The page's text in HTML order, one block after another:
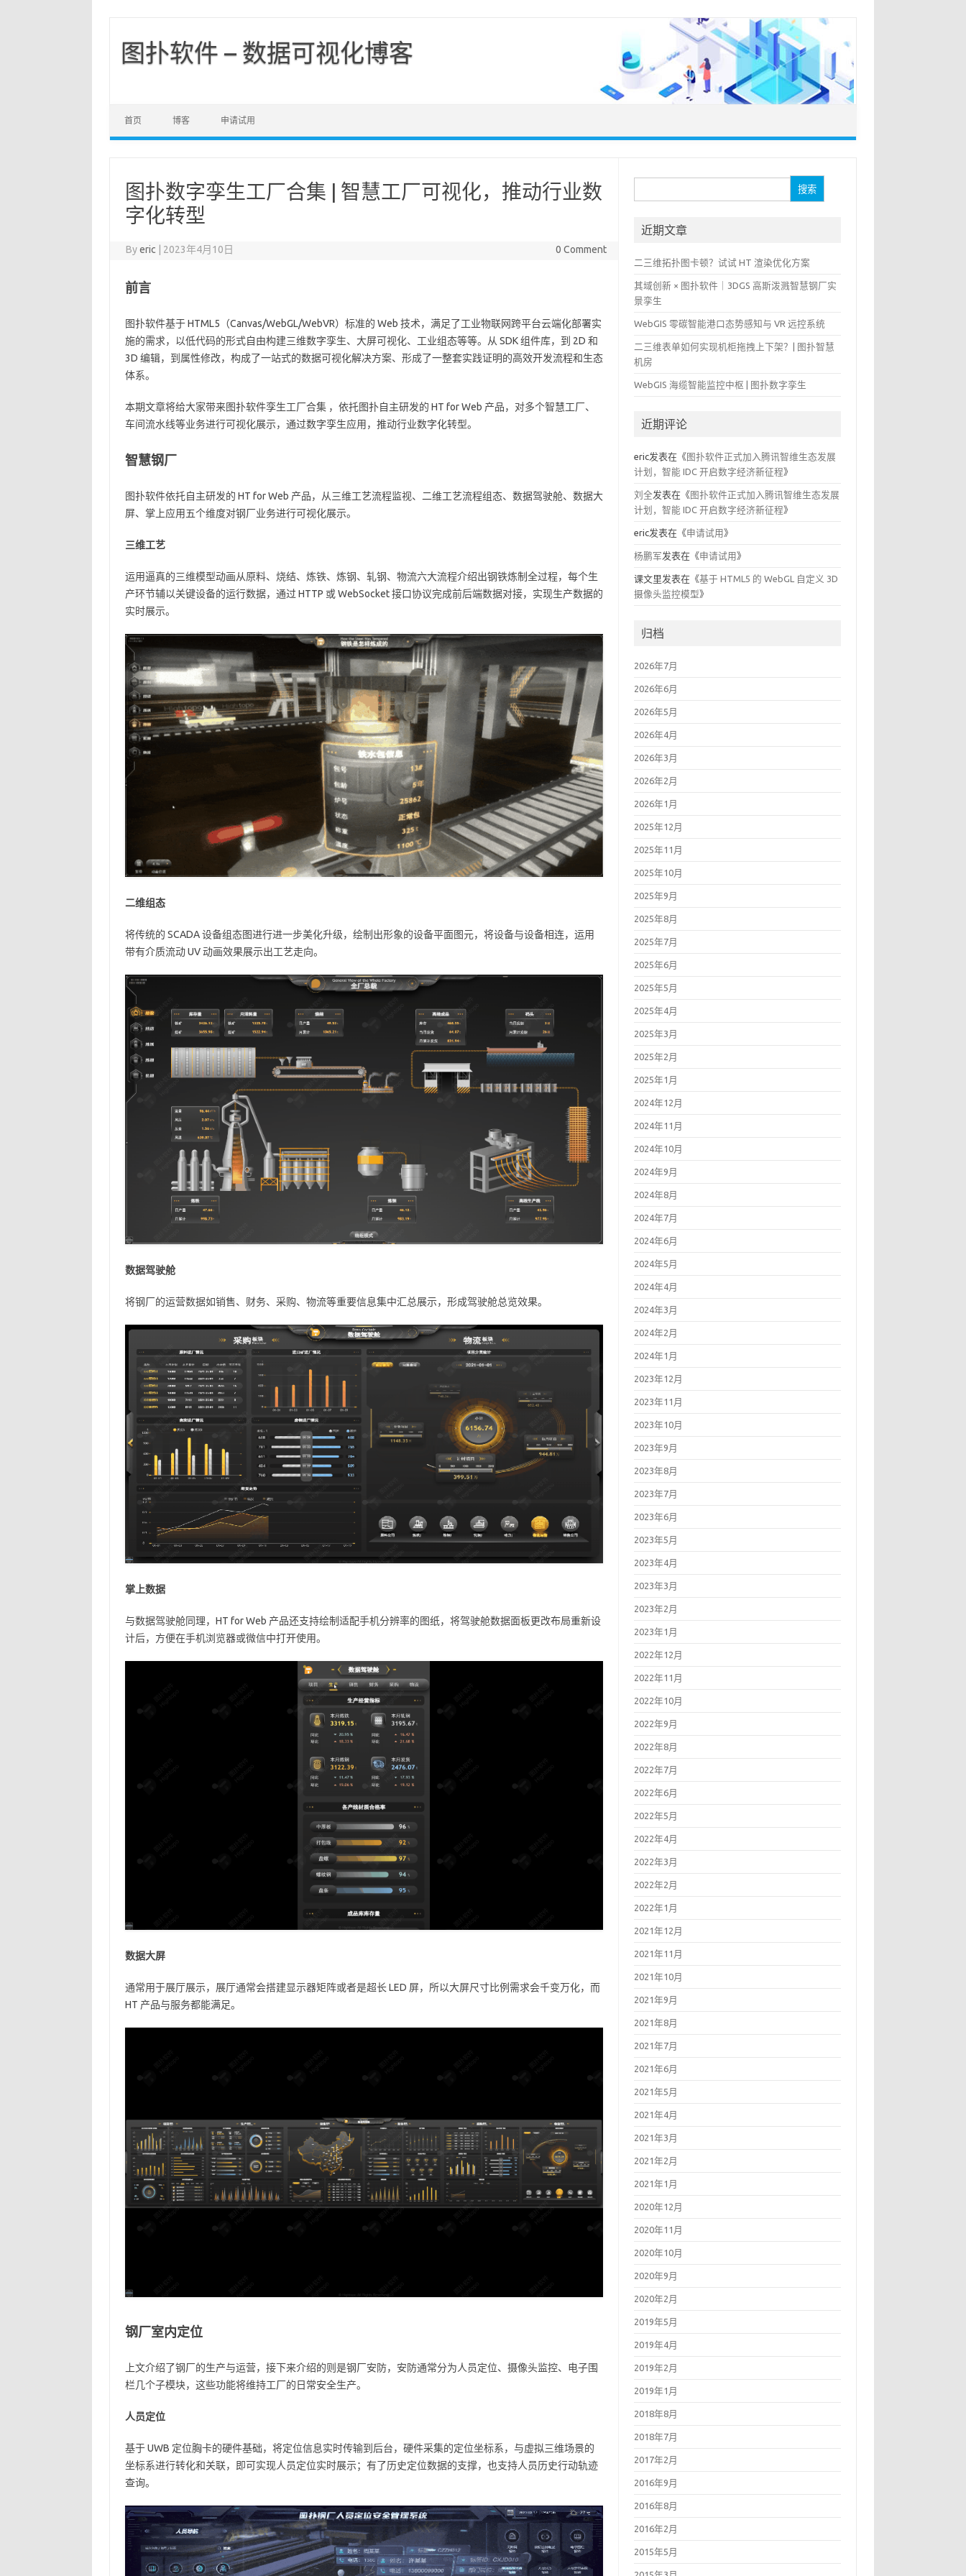
图扑软件 – 数据可视化博客
首页 博客 申请试用
图扑数字孪生工厂合集 | 智慧工厂可视化，推动行业数
字化转型
Byeric 2023年4月10日 0 Comment
前言
图扑软件基于 HTML5（Canvas/WebGL/WebVR）标准的 Web 技术，满足了工业物联网跨平台云端化部署实
施的需求，以低代码的形式自由构建三维数字孪生、大屏可视化、工业组态等等。从 SDK 组件库，到 2D 和
3D 编辑，到属性修改，构成了一站式的数据可视化解决方案、形成了一整套实践证明的高效开发流程和生态
体系。
本期文章将给大家带来图扑软件孪生工厂合集 ，依托图扑自主研发的 HT for Web 产品，对多个智慧工厂、
车间流水线等业务进行可视化展示，通过数字孪生应用，推动行业数字化转型。
智慧钢厂
图扑软件依托自主研发的 HT for Web 产品，从三维工艺流程监视、二维工艺流程组态、数据驾驶舱、数据大
屏、掌上应用五个维度对钢厂业务进行可视化展示。
三维工艺
运用逼真的三维模型动画从原料、烧结、炼铁、炼钢、轧钢、物流六大流程介绍出钢铁炼制全过程，每个生
产环节辅以关键设备的运行数据，通过 HTTP 或 WebSocket 接口协议完成前后端数据对接，实现生产数据的
实时展示。
二维组态
将传统的 SCADA 设备组态图进行进一步美化升级，绘制出形象的设备平面图元，将设备与设备相连，运用
带有介质流动 UV 动画效果展示出工艺走向。
数据驾驶舱
将钢厂的运营数据如销售、财务、采购、物流等重要信息集中汇总展示，形成驾驶舱总览效果。
掌上数据
与数据驾驶舱同理，HT for Web 产品还支持绘制适配手机分辨率的图纸，将驾驶舱数据面板更改布局重新设
计后，方便在手机浏览器或微信中打开使用。
数据大屏
通常用于展厅展示，展厅通常会搭建显示器矩阵或者是超长 LED 屏，所以大屏尺寸比例需求会千变万化，而
HT 产品与服务都能满足。
钢厂室内定位
上文介绍了钢厂的生产与运营，接下来介绍的则是钢厂安防，安防通常分为人员定位、摄像头监控、电子围
栏几个子模块，这些功能将维持工厂的日常安全生产。
人员定位
基于 UWB 定位胸卡的硬件基础，将定位信息实时传输到后台，硬件采集的定位坐标系，与虚拟三维场景的
坐标系进行转化和关联，即可实现人员定位实时展示；有了历史定位数据的支撑，也支持人员历史行动轨迹
查询。
索：
近期文章
二三维拓扑图卡顿？试试 HT 渲染优化方案
其域创新 × 图扑软件｜3DGS 高斯泼溅智慧钢厂实
景孪生
WebGIS 零碳智能港口态势感知与 VR 远控系统
二三维表单如何实现机柜拖拽上下架？| 图扑智慧
机房
WebGIS 海缆智能监控中枢 | 图扑数字孪生
近期评论
eric发表在《 图扑软件正式加入腾讯智维生态发展
计划，智能 IDC 开启数字经济新征程》
刘全发表在《 图扑软件正式加入腾讯智维生态发展
计划，智能 IDC 开启数字经济新征程》
eric发表在《申请试用 》
杨鹏军发表在《申请试用 》
课文里发表在《基于 HTML5 的 WebGL 自定义 3D
摄像头监控模型》
归档
2026年7月
2026年6月
2026年5月
2026年4月
2026年3月
2026年2月
2026年1月
2025年12月
2025年11月
2025年10月
2025年9月
2025年8月
2025年7月
2025年6月
2025年5月
2025年4月
2025年3月
2025年2月
2025年1月
2024年12月
2024年11月
2024年10月
2024年9月
2024年8月
2024年7月
2024年6月
2024年5月
2024年4月
2024年3月
2024年2月
2024年1月
2023年12月
2023年11月
2023年10月
2023年9月
2023年8月
2023年7月
2023年6月
2023年5月
2023年4月
2023年3月
2023年2月
2023年1月
2022年12月
2022年11月
2022年10月
2022年9月
2022年8月
2022年7月
2022年6月
2022年5月
2022年4月
2022年3月
2022年2月
2022年1月
2021年12月
2021年11月
2021年10月
2021年9月
2021年8月
2021年7月
2021年6月
2021年5月
2021年4月
2021年3月
2021年2月
2021年1月
2020年12月
2020年11月
2020年10月
2020年9月
2020年2月
2019年5月
2019年4月
2019年2月
2019年1月
2018年8月
2018年7月
2017年2月
2016年9月
2016年8月
2016年2月
2015年5月